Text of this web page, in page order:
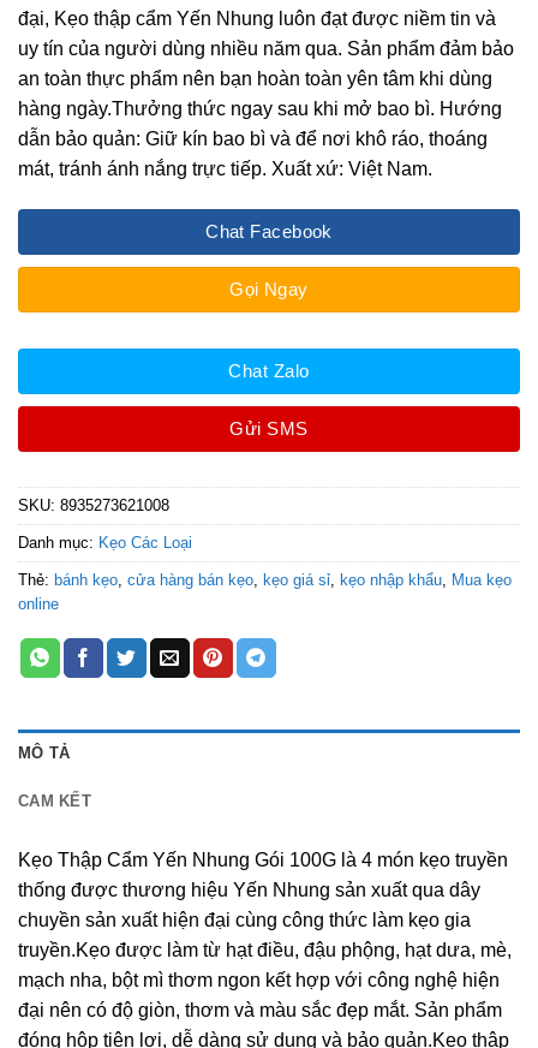
đại, Kẹo thập cẩm Yến Nhung luôn đạt được niềm tin và
uy tín của người dùng nhiều năm qua. Sản phẩm đảm bảo
an toàn thực phẩm nên bạn hoàn toàn yên tâm khi dùng
hàng ngày.Thưởng thức ngay sau khi mở bao bì. Hướng
dẫn bảo quản: Giữ kín bao bì và để nơi khô ráo, thoáng
mát, tránh ánh nắng trực tiếp. Xuất xứ: Việt Nam.
Chat Facebook
Gọi Ngay
Chat Zalo
Gửi SMS
SKU: 8935273621008
Danh mục: Kẹo Các Loại
Thẻ: bánh kẹo, cửa hàng bán kẹo, kẹo giá sỉ, kẹo nhập khẩu, Mua kẹo
online
MÔ TẢ
CAM KẾT
Kẹo Thập Cẩm Yến Nhung Gói 100G là 4 món kẹo truyền
thống được thương hiệu Yến Nhung sản xuất qua dây
chuyền sản xuất hiện đại cùng công thức làm kẹo gia
truyền.Kẹo được làm từ hạt điều, đậu phộng, hạt dưa, mè,
mạch nha, bột mì thơm ngon kết hợp với công nghệ hiện
đại nên có độ giòn, thơm và màu sắc đẹp mắt. Sản phẩm
đóng hộp tiện lợi, dễ dàng sử dụng và bảo quản.Kẹo thập